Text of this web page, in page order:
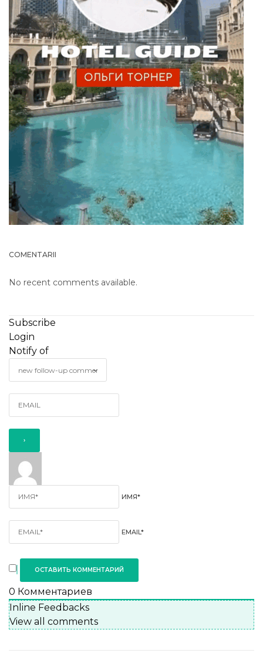
COMENTARII
No recent comments available.
Subscribe
Login
Notify of
ИМЯ*
EMAIL*
0 Комментариев
Inline Feedbacks
View all comments